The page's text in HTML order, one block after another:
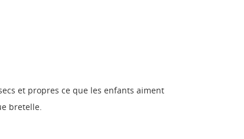
et propres ce que les enfants aiment
bretelle.